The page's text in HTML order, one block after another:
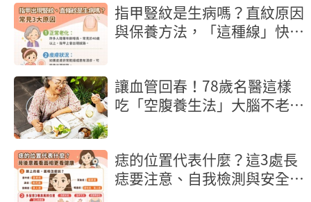
指甲豎紋是生病嗎？直紋原因
與保養方法，「這種線」快就
讓血管回春！78歲名醫這樣
吃「空腹養生法」大腦不老又
痣的位置代表什麼？這3處長
痣要注意、自我檢測與安全除